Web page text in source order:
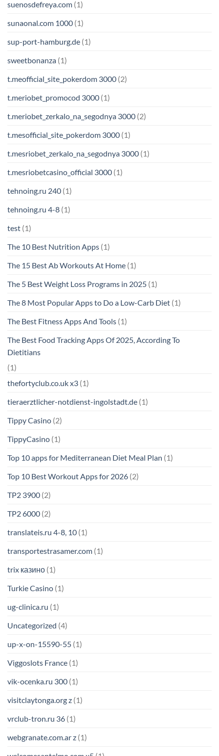
suenosdefreya.com (1)
sunaonal.com 1000 (1)
sup-port-hamburg.de (1)
sweetbonanza (1)
t.meofficial_site_pokerdom 3000 (2)
t.meriobet_promocod 3000 (1)
t.meriobet_zerkalo_na_segodnya 3000 (2)
t.mesofficial_site_pokerdom 3000 (1)
t.mesriobet_zerkalo_na_segodnya 3000 (1)
t.mesriobetcasino_official 3000 (1)
tehnoing.ru 240 (1)
tehnoing.ru 4-8 (1)
test (1)
The 10 Best Nutrition Apps (1)
The 15 Best Ab Workouts At Home (1)
The 5 Best Weight Loss Programs in 2025 (1)
The 8 Most Popular Apps to Do a Low-Carb Diet (1)
The Best Fitness Apps And Tools (1)
The Best Food Tracking Apps Of 2025, According To
Dietitians
(1)
thefortyclub.co.uk x3 (1)
tieraerztlicher-notdienst-ingolstadt.de (1)
Tippy Casino (2)
TippyCasino (1)
Top 10 apps for Mediterranean Diet Meal Plan (1)
Top 10 Best Workout Apps for 2026 (2)
TP2 3900 (2)
TP2 6000 (2)
translateis.ru 4-8, 10 (1)
transportestrasamer.com (1)
trix казино (1)
Turkie Casino (1)
ug-clinica.ru (1)
Uncategorized (4)
up-x-on-15590-55 (1)
Viggoslots France (1)
vik-ocenka.ru 300 (1)
visitclaytonga.org z (1)
vrclub-tron.ru 36 (1)
webgranate.com.ar z (1)